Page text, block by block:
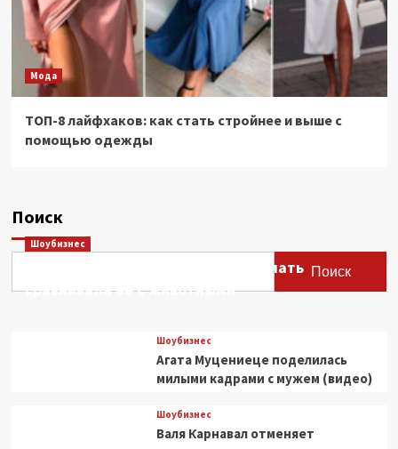
Мода
ТОП-8 лайфхаков: как стать стройнее и выше с
помощью одежды
Поиск
Поиск
Шоубизнес
Этери Тутберидзе заявила, что мать
сравнивала ее с животными
Шоубизнес
Агата Муцениеце поделилась
милыми кадрами с мужем (видео)
Шоубизнес
Валя Карнавал отменяет